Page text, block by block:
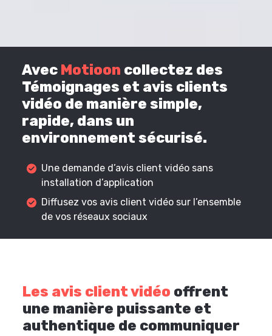
Avec Motioon collectez des
Témoignages et avis clients
vidéo de manière simple,
rapide, dans un
environnement sécurisé.
Une demande d’avis client vidéo sans
installation d’application
Diffusez vos avis client vidéo sur l’ensemble
de vos réseaux sociaux
Les avis client vidéo offrent
une manière puissante et
authentique de communiquer